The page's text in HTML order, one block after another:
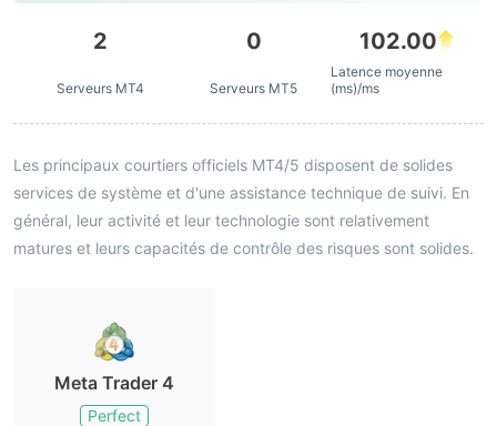
2
Serveurs MT4
0
Serveurs MT5
102.00
Latence moyenne
(ms)/ms
Les principaux courtiers officiels MT4/5 disposent de solides
services de système et d'une assistance technique de suivi. En
général, leur activité et leur technologie sont relativement
matures et leurs capacités de contrôle des risques sont solides.
Meta Trader 4
Perfect